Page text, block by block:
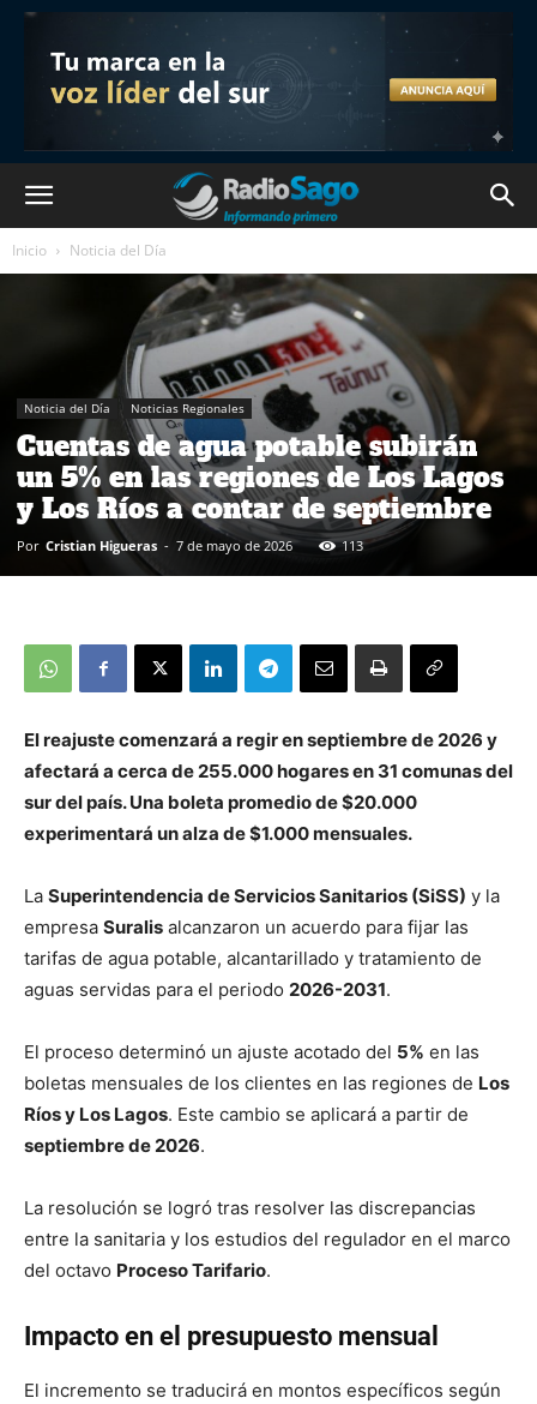
Inicio Noticia del Día
Noticia del Día Noticias Regionales
Cuentas de agua potable subirán
un 5% en las regiones de Los Lagos
y Los Ríos a contar de septiembre
Por Cristian Higueras - 7 de mayo de 2026 113
El reajuste comenzará a regir en septiembre de 2026 y
afectará a cerca de 255.000 hogares en 31 comunas del
sur del país. Una boleta promedio de $20.000
experimentará un alza de $1.000 mensuales.
La Superintendencia de Servicios Sanitarios (SiSS) y la
empresa Suralis alcanzaron un acuerdo para fijar las
tarifas de agua potable, alcantarillado y tratamiento de
aguas servidas para el periodo 2026-2031.
El proceso determinó un ajuste acotado del 5% en las
boletas mensuales de los clientes en las regiones de Los
Ríos y Los Lagos. Este cambio se aplicará a partir de
septiembre de 2026.
La resolución se logró tras resolver las discrepancias
entre la sanitaria y los estudios del regulador en el marco
del octavo Proceso Tarifario.
Impacto en el presupuesto mensual
El incremento se traducirá en montos específicos según